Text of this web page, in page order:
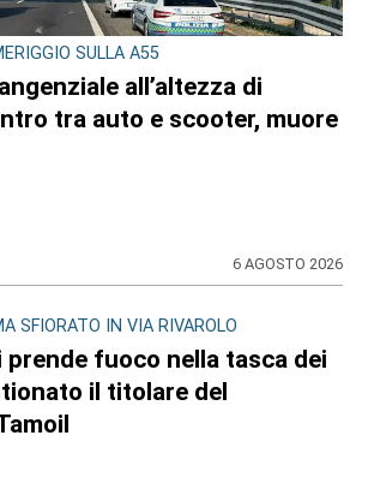
SULLA A55
all’altezza di
tra auto e scooter, muore
6 AGOSTO 2026
SFIORATO IN VIA RIVAROLO
prende fuoco nella tasca dei
il titolare del